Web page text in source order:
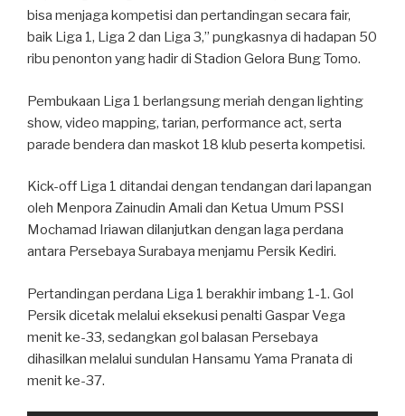
bisa menjaga kompetisi dan pertandingan secara fair,
baik Liga 1, Liga 2 dan Liga 3,” pungkasnya di hadapan 50
ribu penonton yang hadir di Stadion Gelora Bung Tomo.
Pembukaan Liga 1 berlangsung meriah dengan lighting
show, video mapping, tarian, performance act, serta
parade bendera dan maskot 18 klub peserta kompetisi.
Kick-off Liga 1 ditandai dengan tendangan dari lapangan
oleh Menpora Zainudin Amali dan Ketua Umum PSSI
Mochamad Iriawan dilanjutkan dengan laga perdana
antara Persebaya Surabaya menjamu Persik Kediri.
Pertandingan perdana Liga 1 berakhir imbang 1-1. Gol
Persik dicetak melalui eksekusi penalti Gaspar Vega
menit ke-33, sedangkan gol balasan Persebaya
dihasilkan melalui sundulan Hansamu Yama Pranata di
menit ke-37.